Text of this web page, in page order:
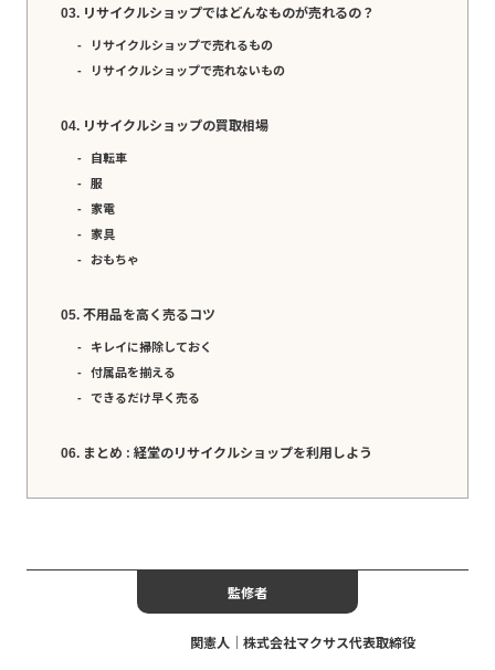
リサイクルショップではどんなものが売れるの？
リサイクルショップで売れるもの
リサイクルショップで売れないもの
リサイクルショップの買取相場
自転車
服
家電
家具
おもちゃ
不用品を高く売るコツ
キレイに掃除しておく
付属品を揃える
できるだけ早く売る
まとめ : 経堂のリサイクルショップを利用しよう
監修者
関憲人│株式会社マクサス代表取締役